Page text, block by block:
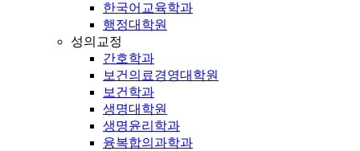
한국어교육학과
행정대학원
성의교정
간호학과
보건의료경영대학원
보건학과
생명대학원
생명윤리학과
융복합의과학과